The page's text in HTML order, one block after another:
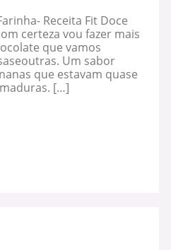
Receita Fit Doce
certeza vou fazer mais
que vamos
Um sabor
que estavam quase
[…]